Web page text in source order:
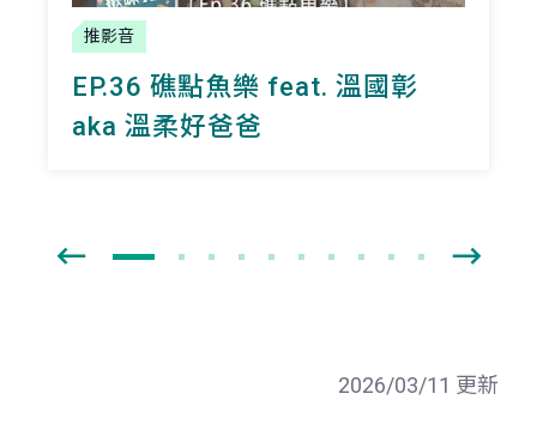
推影音
EP.36 礁點魚樂 feat. 溫國彰
aka 溫柔好爸爸
2026/03/11 更新